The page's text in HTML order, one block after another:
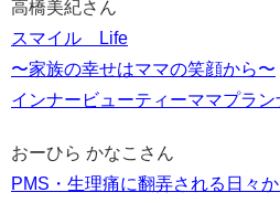
高橋美紀さん
スマイル Life
〜家族の幸せはママの笑顔から〜
インナービューティーママプラン
おーひら かなこさん
PMS・生理痛に翻弄される日々か